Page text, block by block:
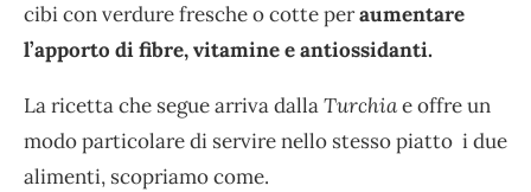
cibi con verdure fresche o cotte peraumentare
l’apporto di fibre, vitamine e antiossidanti.
La ricetta che segue arriva dallaTurchiae offre un
modo particolare di servire nello stesso piatto i due
alimenti, scopriamo come.